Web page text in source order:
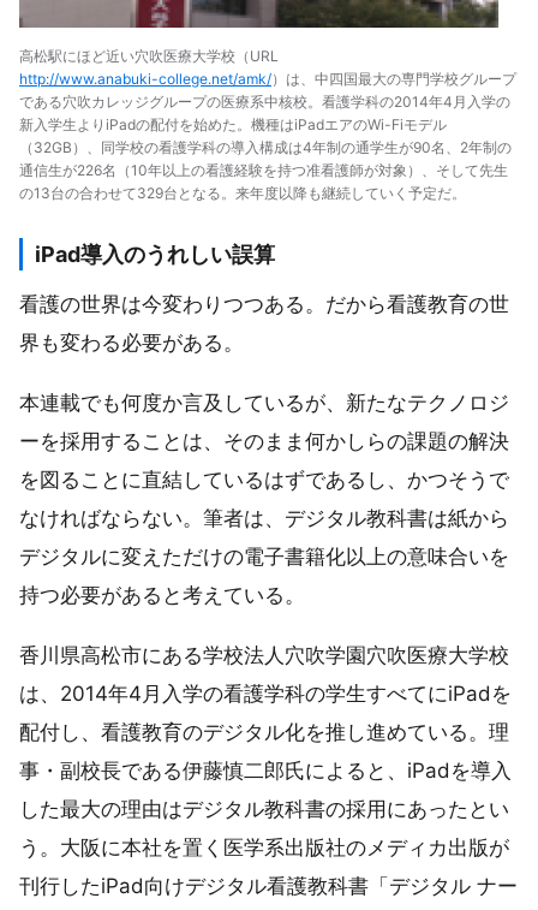
高松駅にほど近い穴吹医療大学校（URL
http://www.anabuki-college.net/amk/）は、中四国最大の専門学校グループ
である穴吹カレッジグループの医療系中核校。看護学科の2014年4月入学の
新入学生よりiPadの配付を始めた。機種はiPadエアのWi-Fiモデル
（32GB）、同学校の看護学科の導入構成は4年制の通学生が90名、2年制の
通信生が226名（10年以上の看護経験を持つ准看護師が対象）、そして先生
の13台の合わせて329台となる。来年度以降も継続していく予定だ。
iPad導入のうれしい誤算
看護の世界は今変わりつつある。だから看護教育の世
界も変わる必要がある。
本連載でも何度か言及しているが、新たなテクノロジ
ーを採用することは、そのまま何かしらの課題の解決
を図ることに直結しているはずであるし、かつそうで
なければならない。筆者は、デジタル教科書は紙から
デジタルに変えただけの電子書籍化以上の意味合いを
持つ必要があると考えている。
香川県高松市にある学校法人穴吹学園穴吹医療大学校
は、2014年4月入学の看護学科の学生すべてにiPadを
配付し、看護教育のデジタル化を推し進めている。理
事・副校長である伊藤慎二郎氏によると、iPadを導入
した最大の理由はデジタル教科書の採用にあったとい
う。大阪に本社を置く医学系出版社のメディカ出版が
刊行したiPad向けデジタル看護教科書「デジタル ナー